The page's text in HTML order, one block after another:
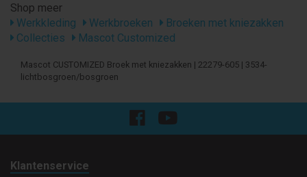
Shop meer
Werkkleding
Werkbroeken
Broeken met kniezakken
Collecties
Mascot Customized
Mascot CUSTOMIZED Broek met kniezakken | 22279-605 | 3534-
lichtbosgroen/bosgroen
Klantenservice